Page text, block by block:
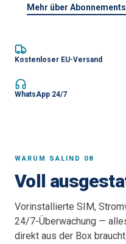
Mehr über
Kostenloser EU-Versand
WhatsApp 24/7
WARUM SALIND 08
Voll
Vorinstallierte SIM,
24/7-Überwachung —
direkt aus der Box braucht.